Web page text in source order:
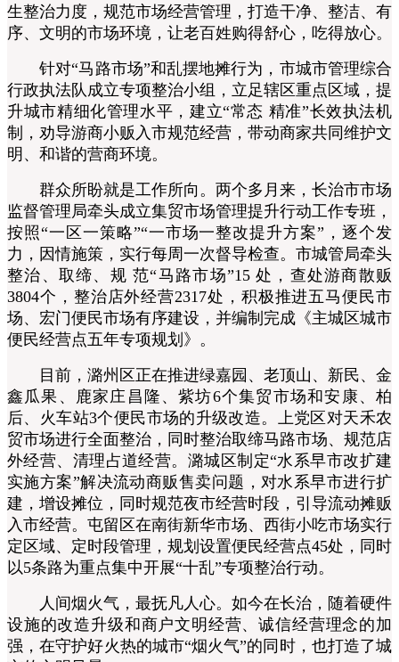
生整治力度，规范市场经营管理，打造干净、整洁、有
序、文明的市场环境，让老百姓购得舒心，吃得放心。
针对“马路市场”和乱摆地摊行为，市城市管理综合
行政执法队成立专项整治小组，立足辖区重点区域，提
升城市精细化管理水平，建立“常态 精准”长效执法机
制，劝导游商小贩入市规范经营，带动商家共同维护文
明、和谐的营商环境。
群众所盼就是工作所向。两个多月来，长治市市场
监督管理局牵头成立集贸市场管理提升行动工作专班，
按照“一区一策略”“一市场一整改提升方案”，逐个发
力，因情施策，实行每周一次督导检查。市城管局牵头
整治、取缔、规 范“马路市场”15 处，查处游商散贩
3804个，整治店外经营2317处，积极推进五马便民市
场、宏门便民市场有序建设，并编制完成《主城区城市
便民经营点五年专项规划》。
目前，潞州区正在推进绿嘉园、老顶山、新民、金
鑫瓜果、鹿家庄昌隆、紫坊6个集贸市场和安康、柏
后、火车站3个便民市场的升级改造。上党区对天禾农
贸市场进行全面整治，同时整治取缔马路市场、规范店
外经营、清理占道经营。潞城区制定“水系早市改扩建
实施方案”解决流动商贩售卖问题，对水系早市进行扩
建，增设摊位，同时规范夜市经营时段，引导流动摊贩
入市经营。屯留区在南街新华市场、西街小吃市场实行
定区域、定时段管理，规划设置便民经营点45处，同时
以5条路为重点集中开展“十乱”专项整治行动。
人间烟火气，最抚凡人心。如今在长治，随着硬件
设施的改造升级和商户文明经营、诚信经营理念的加
强，在守护好火热的城市“烟火气”的同时，也打造了城